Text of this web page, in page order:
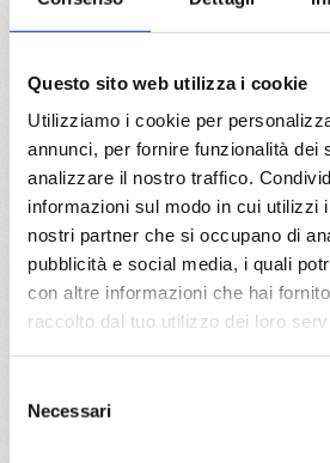
Questo sito web utilizza i cookie
Utilizziamo i cookie per
annunci, per fornire funzionalità dei
analizzare il nostro traffico.
informazioni sul modo in cui utilizzi
nostri partner che si occupano di
pubblicità e social media, i quali
con altre informazioni che hai
raccolto dal tuo utilizzo dei loro
delNecessari
Napoli, Provence(marseilles)
07/09/2026
€ 1.053